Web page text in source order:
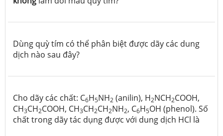
Dùng quỳ tím có thể phân biệt được dãy các dung
dịch nào sau đây?
Cho dãy các chất: C6H5NH2 (anilin), H2NCH2COOH,
CH3CH2COOH, CH3CH2CH2NH2, C6H5OH (phenol). Số
chất trong dãy tác dụng được với dung dịch HCl là